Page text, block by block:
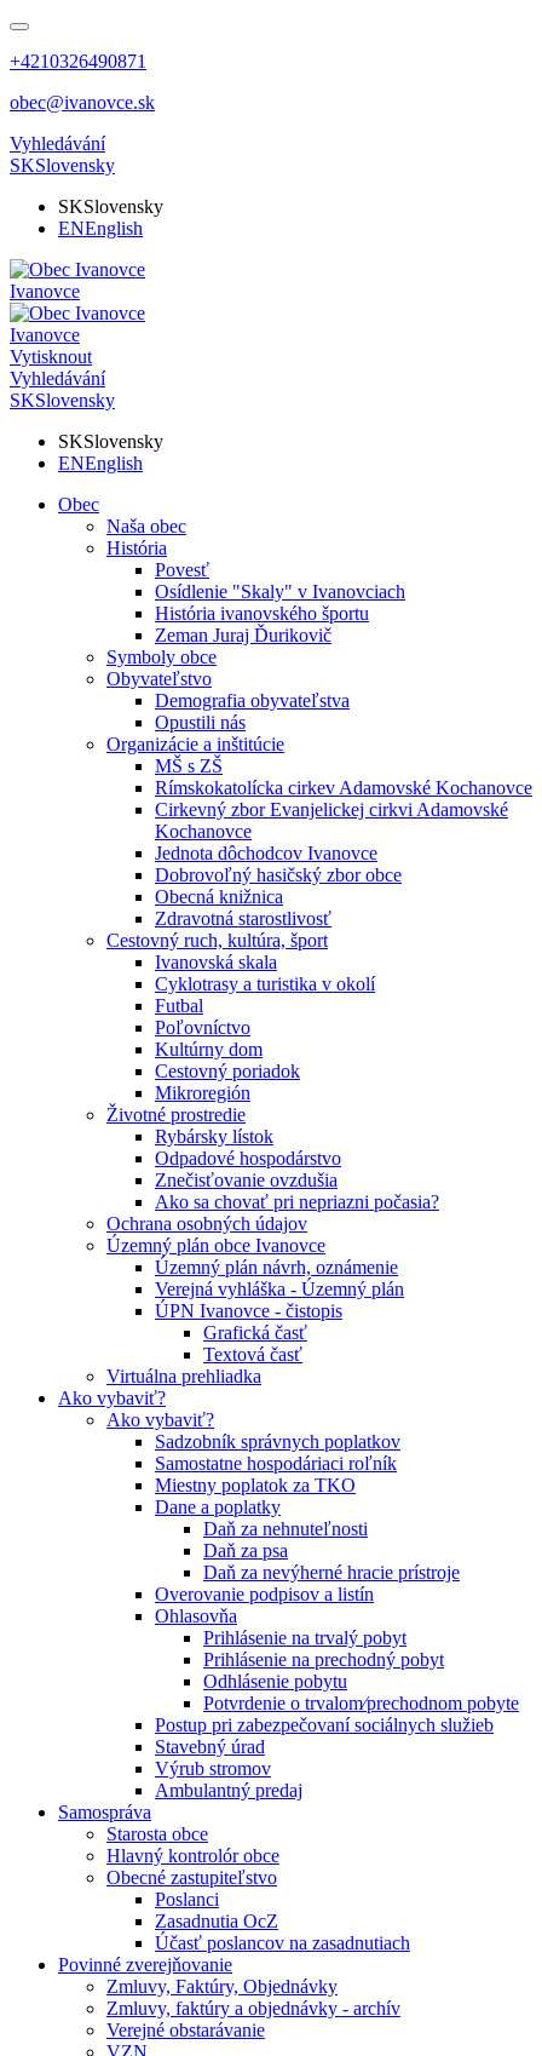
+4210326490871
obec@ivanovce.sk
Vyhledávání
SKSlovensky
SKSlovensky
ENEnglish
Ivanovce
Ivanovce
Vytisknout
Vyhledávání
SKSlovensky
SKSlovensky
ENEnglish
Obec
Naša obec
História
Povesť
Osídlenie "Skaly" v Ivanovciach
História ivanovského športu
Zeman Juraj Ďurikovič
Symboly obce
Obyvateľstvo
Demografia obyvateľstva
Opustili nás
Organizácie a inštitúcie
MŠ s ZŠ
Rímskokatolícka cirkev Adamovské Kochanovce
Cirkevný zbor Evanjelickej cirkvi Adamovské
Kochanovce
Jednota dôchodcov Ivanovce
Dobrovoľný hasičský zbor obce
Obecná knižnica
Zdravotná starostlivosť
Cestovný ruch, kultúra, šport
Ivanovská skala
Cyklotrasy a turistika v okolí
Futbal
Poľovníctvo
Kultúrny dom
Cestovný poriadok
Mikroregión
Životné prostredie
Rybársky lístok
Odpadové hospodárstvo
Znečisťovanie ovzdušia
Ako sa chovať pri nepriazni počasia?
Ochrana osobných údajov
Územný plán obce Ivanovce
Územný plán návrh, oznámenie
Verejná vyhláška - Územný plán
ÚPN Ivanovce - čistopis
Grafická časť
Textová časť
Virtuálna prehliadka
Ako vybaviť?
Ako vybaviť?
Sadzobník správnych poplatkov
Samostatne hospodáriaci roľník
Miestny poplatok za TKO
Dane a poplatky
Daň za nehnuteľnosti
Daň za psa
Daň za nevýherné hracie prístroje
Overovanie podpisov a listín
Ohlasovňa
Prihlásenie na trvalý pobyt
Prihlásenie na prechodný pobyt
Odhlásenie pobytu
Potvrdenie o trvalom⁄prechodnom pobyte
Postup pri zabezpečovaní sociálnych služieb
Stavebný úrad
Výrub stromov
Ambulantný predaj
Samospráva
Starosta obce
Hlavný kontrolór obce
Obecné zastupiteľstvo
Poslanci
Zasadnutia OcZ
Účasť poslancov na zasadnutiach
Povinné zverejňovanie
Zmluvy, Faktúry, Objednávky
Zmluvy, faktúry a objednávky - archív
Verejné obstarávanie
VZN